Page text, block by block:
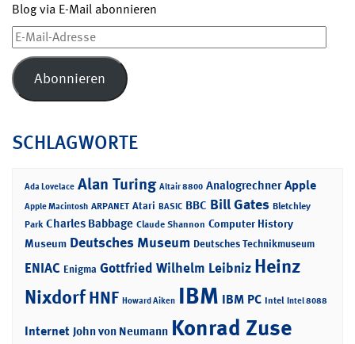
Blog via E-Mail abonnieren
E-
Mail-
Adresse
Abonnieren
SCHLAGWORTE
Ada Lovelace Alan Turing Altair 8800 Analogrechner Apple
Apple Macintosh ARPANET Atari BASIC BBC Bill Gates Bletchley
Park Charles Babbage Claude Shannon Computer History
Museum Deutsches Museum Deutsches Technikmuseum
ENIAC Enigma Gottfried Wilhelm Leibniz Heinz
NixdorfHNF Howard Aiken IBM IBM PC Intel Intel 8088
Internet John von Neumann Konrad Zuse